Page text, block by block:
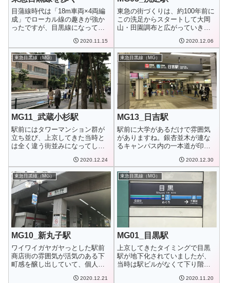
目蒲線時代は「18m車両×4両編
成」でローカル線の趣きが強か
ったですが、目黒線になってか
2020.11.15
東急の街づくりは、約100年前に
この洗足からスタートして大岡
山・田園調布と広がっていきま
2020.12.06
東急目黒線（MG）
MG11_武蔵小杉駅
駅前にはタワーマンション群が
立ち並び、上京してきた当時と
は全く違う街並みになってしま
2020.12.24
東急目黒線（MG）
MG13_日吉駅
駅前に大学があるだけで雰囲気
がありますね。銀杏並木が連な
るキャンパス内の一本道が印象
2020.12.30
東急目黒線（MG）
MG10_新丸子駅
ワイワイガヤガヤっとした駅前
商店街の雰囲気が活気のある下
町感を醸し出していて、個人的
2020.12.21
東急目黒線（MG）
MG01_目黒駅
上京してきたタイミングで目黒
駅が地下化されていましたが、
当時は駅ビルがなくて下り階段
2020.11.20